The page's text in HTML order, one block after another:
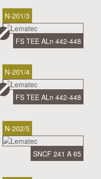
N-201/3
FS TEE ALn 442-448
N-201/4
FS TEE ALn 442-448
N-202/5
SNCF 241 A 65